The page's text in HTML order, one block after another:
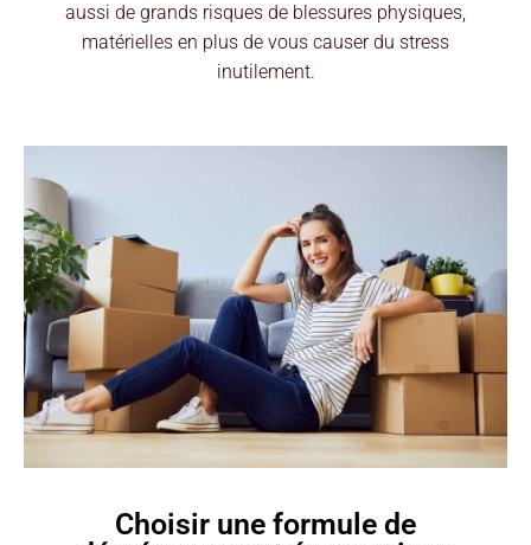
aussi de grands risques de blessures physiques,
matérielles en plus de vous causer du stress
inutilement.
Choisir une formule de